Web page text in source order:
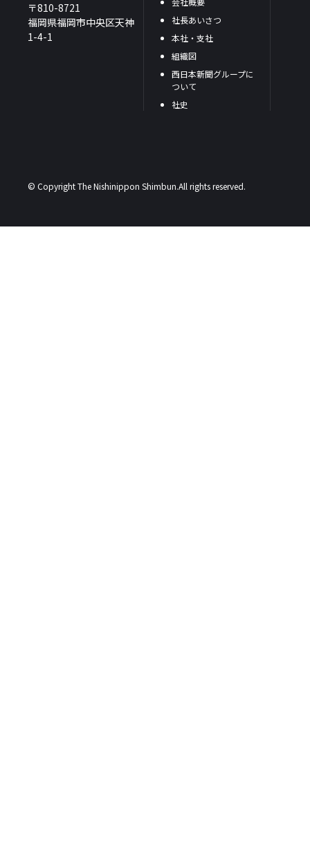
〒810-8721
福岡県福岡市中央区天神
1-4-1
社長あいさつ
本社・支社
組織図
西日本新聞グループに
ついて
社史
© Copyright The Nishinippon Shimbun.All rights reserved.